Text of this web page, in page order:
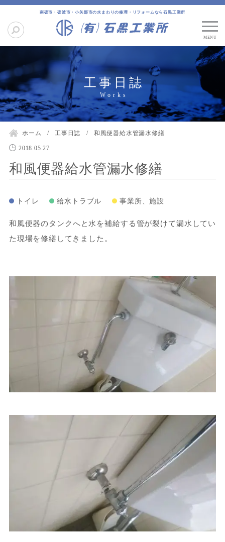
南砺市・砺波市・小矢部市の水まわりの修理・リフォームなら石黒工業所
工事日誌
ホーム 工事日誌 和風便器給水管漏水修繕
2018.05.27
和風便器給水管漏水修繕
トイレ 給水トラブル 事業所、施設
和風便器のタンクへと水を補給する管が裂けて漏水してい
た現場を修繕してきました。